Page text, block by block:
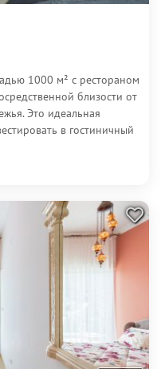
1000 м² с рестораном
близости от
Это идеальная
в гостиничный